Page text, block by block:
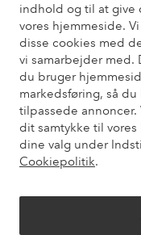
indhold og til at give
vores hjemmeside.
disse cookies med
vi samarbejder med.
du bruger
markedsføring, så
tilpassede
dit samtykke til
dine valg under
Cookiepolitik.
Sikre
Vil du vide
elpy